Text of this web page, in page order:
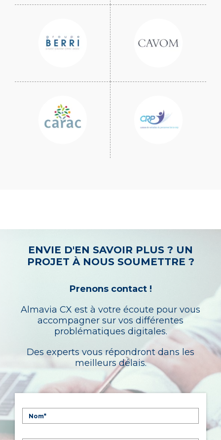
ENVIE D'EN SAVOIR PLUS ? UN
PROJET À NOUS SOUMETTRE ?
Prenons contact !
Almavia CX est à votre écoute pour vous
accompagner sur vos différentes
problématiques digitales.
Des experts vous répondront dans les
meilleurs délais.